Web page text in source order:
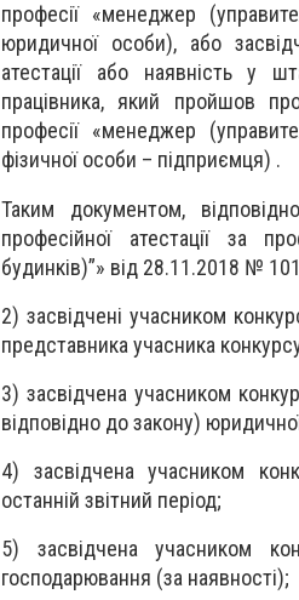
професії «менеджер
юридичної особи), або
атестації або наявність у
працівника, який пройшов
професії «менеджер
фізичної особи – підприємця) .
Таким документом,
професійної атестації за
будинків)”» від 28.11.2018 №
2) засвідчені учасником
представника учасника
3) засвідчена учасником
відповідно до закону)
4) засвідчена учасником
останній звітний період;
5) засвідчена учасником
господарювання (за наявності);